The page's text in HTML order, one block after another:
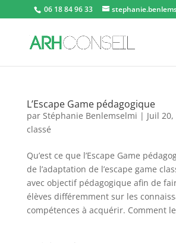
06 18 84 96 33
L’Escape Game pédagogique
par Stéphanie Benlemselmi | Juil
classé
Qu’est ce que l’Escape Game
de l’adaptation de l’escape game
avec objectif pédagogique afin de
élèves différemment sur les
compétences à acquérir. Comment